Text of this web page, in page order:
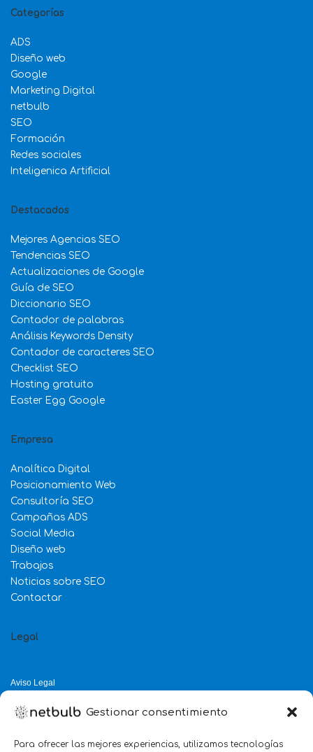
Gestionar consentimiento
Para ofrecer las mejores experiencias, utilizamos tecnologías
Categorías
ADS
Diseño web
Google
Marketing Digital
netbulb
SEO
Formación
Redes sociales
Inteligenica Artificial
Destacados
Mejores Agencias SEO
Tendencias SEO
Actualizaciones de Google
Guía de SEO
Diccionario SEO
Contador de palabras
Análisis Keywords Density
Contador de caracteres SEO
Checklist SEO
Hosting gratuito
Easter Egg Google
Empresa
Analítica Digital
Posicionamiento Web
Consultoría SEO
Campañas ADS
Social Media
Diseño web
Trabajos
Noticias sobre SEO
Contactar
Legal
Aviso Legal
Política de Cookies